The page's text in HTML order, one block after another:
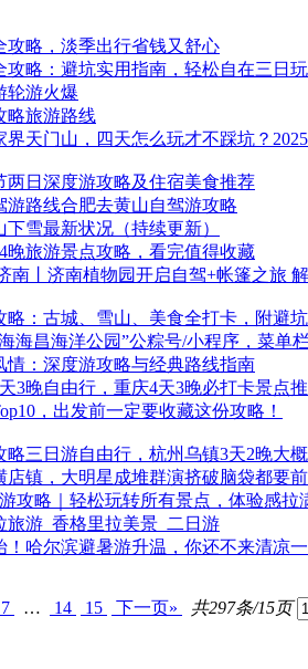
攻略，淡季出行省钱又舒心
攻略：避坑实用指南，轻松自在三日
轮游火爆
略旅游路线
天门山，四天怎么玩才不踩坑？
两日深度游攻略及住宿美食推荐
游路线️合肥去黄山自驾游攻略
下雪最新状况（持续更新）
晚旅游景点攻略，看完值得收藏
南丨济南植物园开启自驾+帐篷之旅
略：古城、雪山、美食全打卡，附避
海昌海洋公园”公粽号/小程序，菜单
情：深度游攻略与经典路线指南
3晚自由行，重庆4天3晚必打卡景点
，出发前一定要收藏这份攻略！
略三日游自由行，杭州乌镇3天2晚大
店镇，大明星成堆群演挤破脑袋都要
攻略｜轻松玩转所有景点，体验感拉
旅游_香格里拉美景_二日游
！哈尔滨避暑游升温，你还不来清凉一
7 … 14 15 下一页» 共297条/15页